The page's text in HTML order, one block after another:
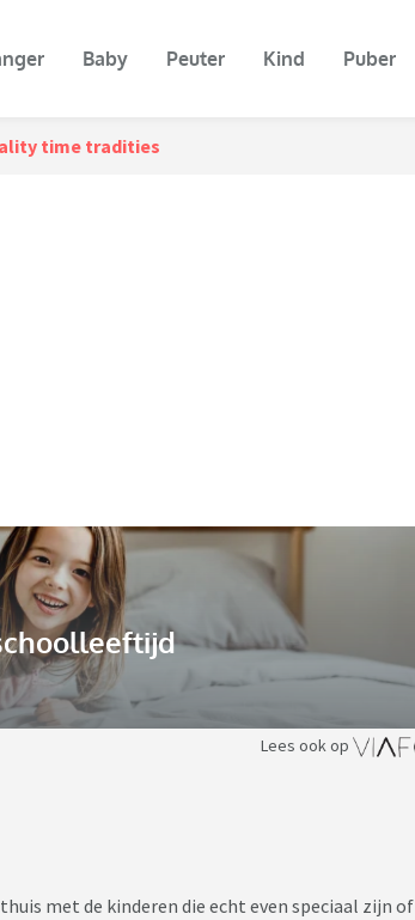
Baby Peuter Kind Puber
time tradities
Lees ook op
met de kinderen die echt even speciaal zijn of